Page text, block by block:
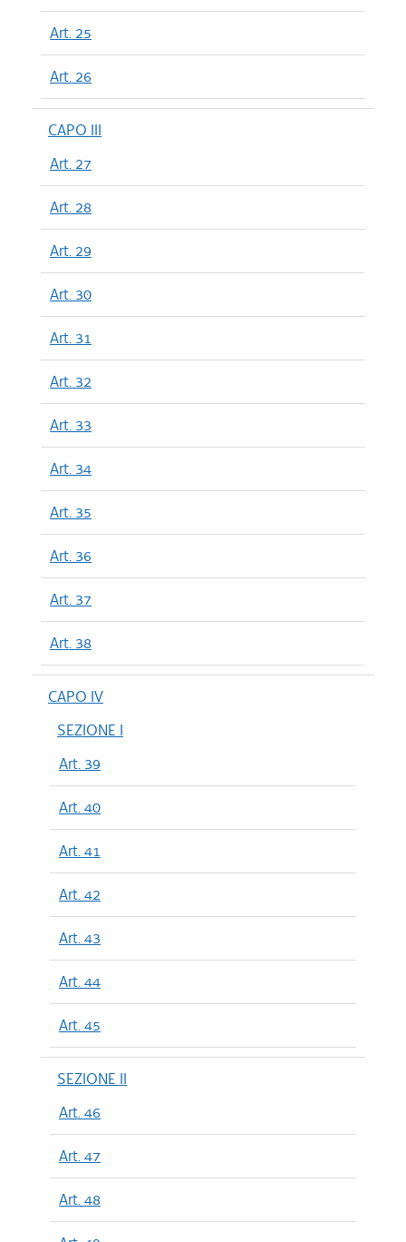
Art. 25
Art. 26
CAPO III
Art. 27
Art. 28
Art. 29
Art. 30
Art. 31
Art. 32
Art. 33
Art. 34
Art. 35
Art. 36
Art. 37
Art. 38
CAPO IV
SEZIONE I
Art. 39
Art. 40
Art. 41
Art. 42
Art. 43
Art. 44
Art. 45
SEZIONE II
Art. 46
Art. 47
Art. 48